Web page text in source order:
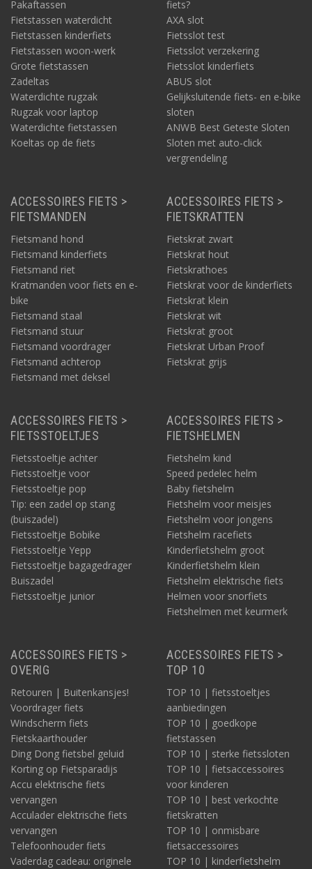
Pakaftassen
Fietstassen waterdicht
Fietstassen kinderfiets
Fietstassen woon-werk
Grote fietstassen
Zadeltas
Waterdichte rugzak
Rugzak voor laptop
Waterdichte fietstassen
Koeltas op de fiets
fiets?
AXA slot
Fietsslot test
Fietsslot verzekering
Fietsslot kinderfiets
ABUS slot
Gelijksluitende fiets- en e-bike
sloten
ANWB Best Geteste Sloten
Sloten met auto-click
vergrendeling
ACCESSOIRES FIETS >
FIETSMANDEN
Fietsmand hond
Fietsmand kinderfiets
Fietsmand riet
Kratmanden voor fiets en e-
bike
Fietsmand staal
Fietsmand stuur
Fietsmand voordrager
Fietsmand achterop
Fietsmand met deksel
ACCESSOIRES FIETS >
FIETSKRATTEN
Fietskrat zwart
Fietskrat hout
Fietskrathoes
Fietskrat voor de kinderfiets
Fietskrat klein
Fietskrat wit
Fietskrat groot
Fietskrat Urban Proof
Fietskrat grijs
ACCESSOIRES FIETS >
FIETSSTOELTJES
Fietsstoeltje achter
Fietsstoeltje voor
Fietsstoeltje pop
Tip: een zadel op stang
(buiszadel)
Fietsstoeltje Bobike
Fietsstoeltje Yepp
Fietsstoeltje bagagedrager
Buiszadel
Fietsstoeltje junior
ACCESSOIRES FIETS >
FIETSHELMEN
Fietshelm kind
Speed pedelec helm
Baby fietshelm
Fietshelm voor meisjes
Fietshelm voor jongens
Fietshelm racefiets
Kinderfietshelm groot
Kinderfietshelm klein
Fietshelm elektrische fiets
Helmen voor snorfiets
Fietshelmen met keurmerk
ACCESSOIRES FIETS >
OVERIG
Retouren | Buitenkansjes!
Voordrager fiets
Windscherm fiets
Fietskaarthouder
Ding Dong fietsbel geluid
Korting op Fietsparadijs
Accu elektrische fiets
vervangen
Acculader elektrische fiets
vervangen
Telefoonhouder fiets
Vaderdag cadeau: originele
ACCESSOIRES FIETS >
TOP 10
TOP 10 | fietsstoeltjes
aanbiedingen
TOP 10 | goedkope
fietstassen
TOP 10 | sterke fietssloten
TOP 10 | fietsaccessoires
voor kinderen
TOP 10 | best verkochte
fietskratten
TOP 10 | onmisbare
fietsaccessoires
TOP 10 | kinderfietshelm